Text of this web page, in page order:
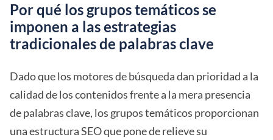
Por qué los grupos temáticos se
imponen a las estrategias
tradicionales de palabras clave
Dado que los motores de búsqueda dan prioridad a la
calidad de los contenidos frente a la mera presencia
de palabras clave, los grupos temáticos proporcionan
una estructura SEO que pone de relieve su